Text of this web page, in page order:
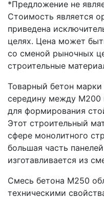
*Предложение не
Стоимость является
приведена
целях. Цена может
со сменой рыночных
строительные
Товарный бетон
середину между М200
для формирования
Этот строительный
сфере монолитного
большая часть
изготавливается из
Смесь бетона М250
техническими